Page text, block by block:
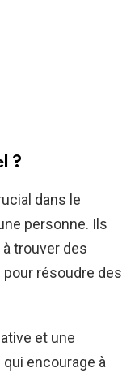
?
dans le
personne. Ils
trouver des
résoudre des
et une
encourage à